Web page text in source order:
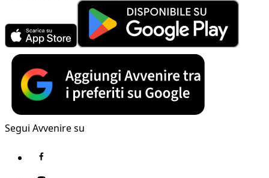
Segui Avvenire su